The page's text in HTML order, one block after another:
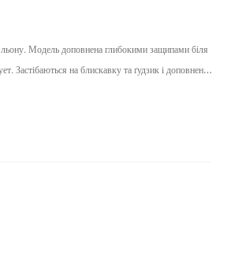
Модель доповнена глибокими защипами біля
Застібаються на блискавку та ґудзик і доповнені